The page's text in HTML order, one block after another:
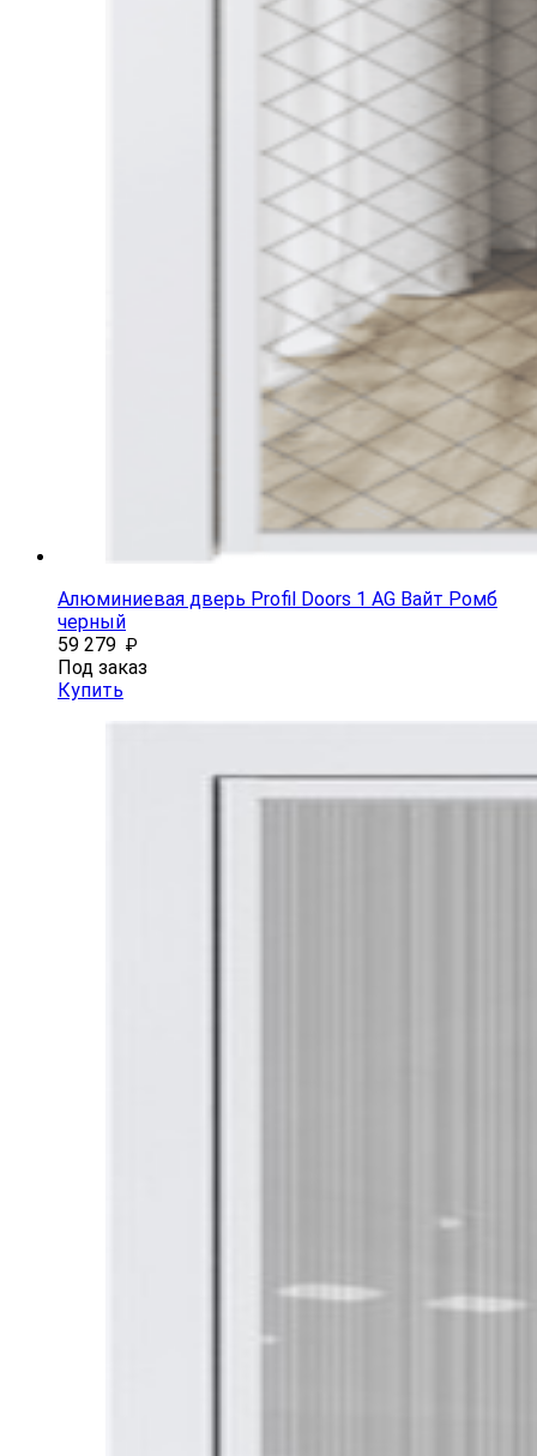
Алюминиевая дверь Profil Doors 1 AG Вайт Ромб
черный
59 279 ₽
Под заказ
Купить